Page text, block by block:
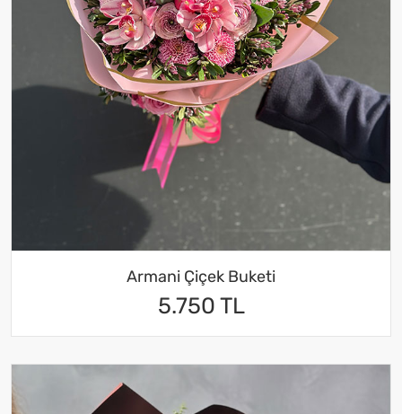
Armani Çiçek Buketi
5.750 TL